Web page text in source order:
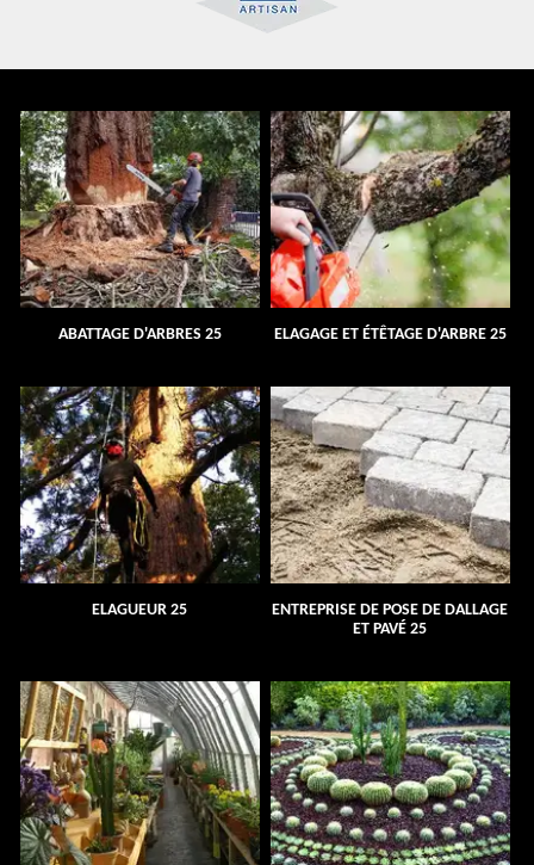
ABATTAGE D'ARBRES 25 ELAGAGE ET ÉTÊTAGE D'ARBRE 25
ELAGUEUR 25
ENTREPRISE DE POSE DE DALLAGE
ET PAVÉ 25